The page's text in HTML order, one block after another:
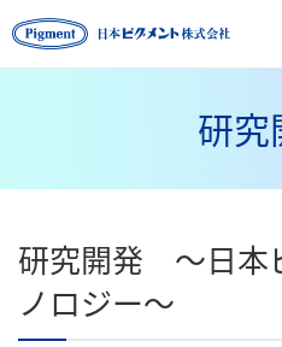
製品紹介
採用情報
お問
研究
研究開発 ～日本
ノロジー～